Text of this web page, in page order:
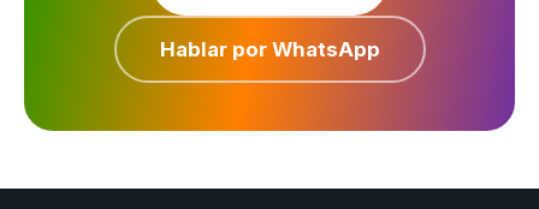
Hablar por WhatsApp